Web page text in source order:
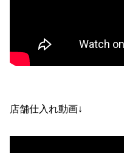
店舗仕入れ動画↓